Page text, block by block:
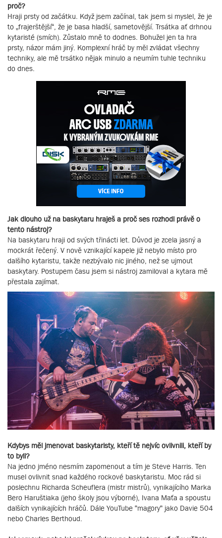
proč?
Hraji prsty od začátku. Když jsem začínal, tak jsem si myslel, že je
to „frajerštější“, že je basa hladší, sametovější. Trsátka ať drhnou
kytaristé (smích). Zůstalo mně to dodnes. Bohužel jen ta hra
prsty, názor mám jiný. Komplexní hráč by měl zvládat všechny
techniky, ale mě trsátko nějak minulo a neumím tuhle techniku
do dnes.
Jak dlouho už na baskytaru hraješ a proč ses rozhodl právě o
tento nástroj?
Na baskytaru hraji od svých třinácti let. Důvod je zcela jasný a
mockrát řečený. V nově vznikající kapele již nebylo místo pro
dalšího kytaristu, takže nezbývalo nic jiného, než se ujmout
baskytary. Postupem času jsem si nástroj zamiloval a kytara mě
přestala zajímat.
Kdybys měl jmenovat baskytaristy, kteří tě nejvíc ovlivnili, kteří by
to byli?
Na jedno jméno nesmím zapomenout a tím je Steve Harris. Ten
musel ovlivnit snad každého rockové baskytaristu. Moc rád si
poslechnu Richarda Scheuflera (mistr mistrů), vynikajícího Marka
Bero Haruštiaka (jeho školy jsou výborné), Ivana Maťa a spoustu
dalších vynikajících hráčů. Dále YouTube “magory“ jako Davie 504
nebo Charles Berthoud.